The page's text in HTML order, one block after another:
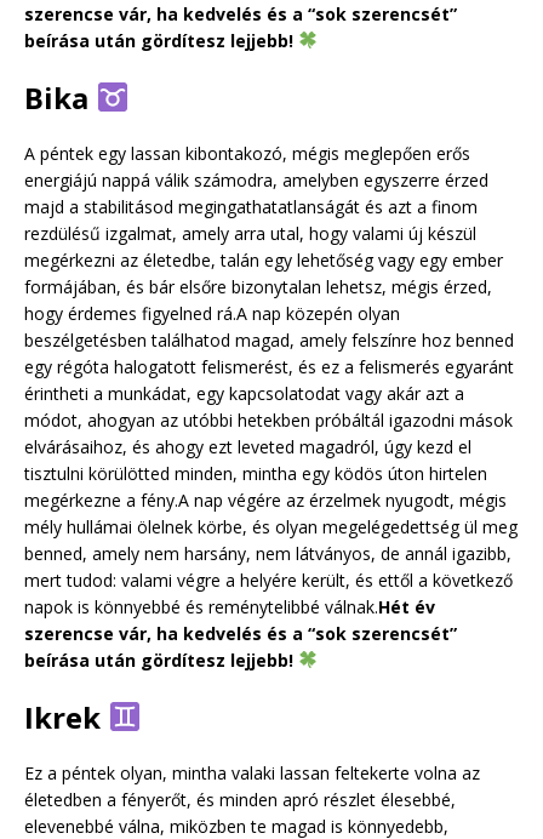
szerencse vár, ha kedvelés és a “sok szerencsét”
beírása után gördítesz lejjebb!
Bika
A péntek egy lassan kibontakozó, mégis meglepően erős
energiájú nappá válik számodra, amelyben egyszerre érzed
majd a stabilitásod megingathatatlanságát és azt a finom
rezdülésű izgalmat, amely arra utal, hogy valami új készül
megérkezni az életedbe, talán egy lehetőség vagy egy ember
formájában, és bár elsőre bizonytalan lehetsz, mégis érzed,
hogy érdemes figyelned rá.A nap közepén olyan
beszélgetésben találhatod magad, amely felszínre hoz benned
egy régóta halogatott felismerést, és ez a felismerés egyaránt
érintheti a munkádat, egy kapcsolatodat vagy akár azt a
módot, ahogyan az utóbbi hetekben próbáltál igazodni mások
elvárásaihoz, és ahogy ezt leveted magadról, úgy kezd el
tisztulni körülötted minden, mintha egy ködös úton hirtelen
megérkezne a fény.A nap végére az érzelmek nyugodt, mégis
mély hullámai ölelnek körbe, és olyan megelégedettség ül meg
benned, amely nem harsány, nem látványos, de annál igazibb,
mert tudod: valami végre a helyére került, és ettől a következő
napok is könnyebbé és reménytelibbé válnak.Hét év
szerencse vár, ha kedvelés és a “sok szerencsét”
beírása után gördítesz lejjebb!
Ikrek
Ez a péntek olyan, mintha valaki lassan feltekerte volna az
életedben a fényerőt, és minden apró részlet élesebbé,
elevenebbé válna, miközben te magad is könnyedebb,